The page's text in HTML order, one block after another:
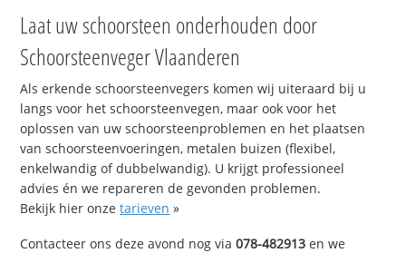
Laat uw schoorsteen onderhouden door
Schoorsteenveger Vlaanderen
Als erkende schoorsteenvegers komen wij uiteraard bij u
langs voor het schoorsteenvegen, maar ook voor het
oplossen van uw schoorsteenproblemen en het plaatsen
van schoorsteenvoeringen, metalen buizen (flexibel,
enkelwandig of dubbelwandig). U krijgt professioneel
advies én we repareren de gevonden problemen.
Bekijk hier onzetarieven »
Contacteer ons deze avond nog via078-482913 en we